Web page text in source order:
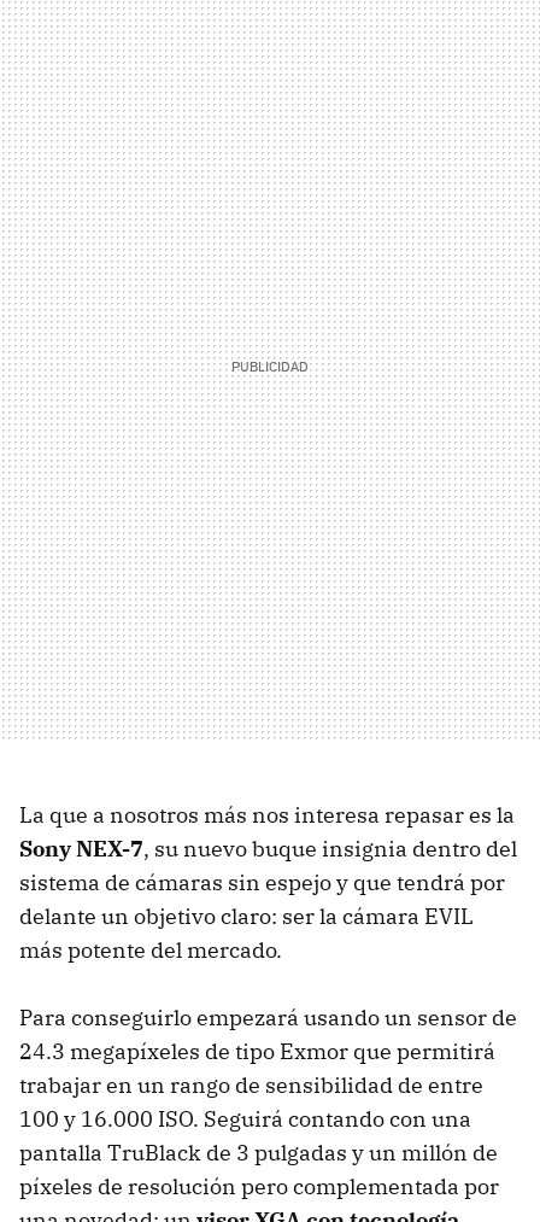
La que a nosotros más nos interesa repasar es la
Sony NEX-7, su nuevo buque insignia dentro del
sistema de cámaras sin espejo y que tendrá por
delante un objetivo claro: ser la cámara EVIL
más potente del mercado.
Para conseguirlo empezará usando un sensor de
24.3 megapíxeles de tipo Exmor que permitirá
trabajar en un rango de sensibilidad de entre
100 y 16.000 ISO. Seguirá contando con una
pantalla TruBlack de 3 pulgadas y un millón de
píxeles de resolución pero complementada por